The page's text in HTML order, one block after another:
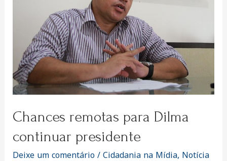
cientistas
políticos
Chances remotas para Dilma
continuar presidente
Deixe um comentário/Cidadania na Mídia, Notícia